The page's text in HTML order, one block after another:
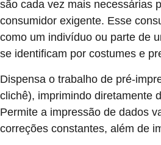
são cada vez mais necessárias
consumidor exigente. Esse
como um indivíduo ou parte de
se identificam por costumes e
Dispensa o trabalho de pré-
clichê), imprimindo diretamente
Permite a impressão de dados
correções constantes, além de